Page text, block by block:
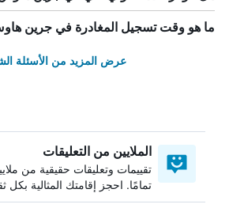
ما هو وقت تسجيل المغادرة في جرين
عرض المزيد من الأسئلة
الملايين من التعليقات
تقييمات وتعليقات حقيقية من
تمامًا. احجز إقامتك المثالية بكل